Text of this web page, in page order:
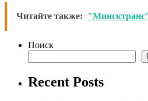
Читайте также: "Минсктранс"
Поиск
Recent Posts